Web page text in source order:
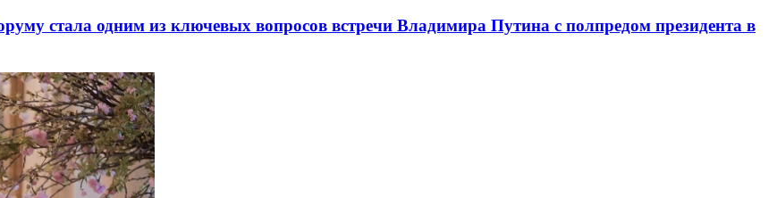
стала одним из ключевых вопросов встречи Владимира Путина с полпредом президента в